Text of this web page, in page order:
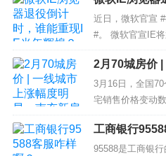
年10月国家发展
国家市场准入效
年辉煌？
近日，微软官宣
#。 微软官宣IE
搜，网友纷纷感
的辉煌巅峰到如
间。这个陪伴了
史舞台。 那么，
2月70城房价
充新房价格持
3月16日，全国
宅销售价格变动
动不明显，详情
份新房销售价格
少一个，上涨幅
工商银行
95588是工商银